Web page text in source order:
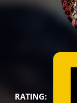
RATING: